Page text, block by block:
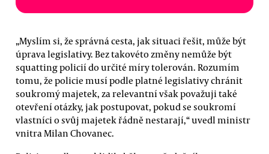
„Myslím si, že správná cesta, jak situaci řešit, může být
úprava legislativy. Bez takovéto změny nemůže být
squatting policií do určité míry tolerován. Rozumím
tomu, že policie musí podle platné legislativy chránit
soukromý majetek, za relevantní však považuji také
otevření otázky, jak postupovat, pokud se soukromí
vlastníci o svůj majetek řádně nestarají,“ uvedl ministr
vnitra Milan Chovanec.